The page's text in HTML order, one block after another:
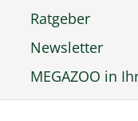
Ratgeber
Newsletter
MEGAZOO in
Zu MEGAZOO-